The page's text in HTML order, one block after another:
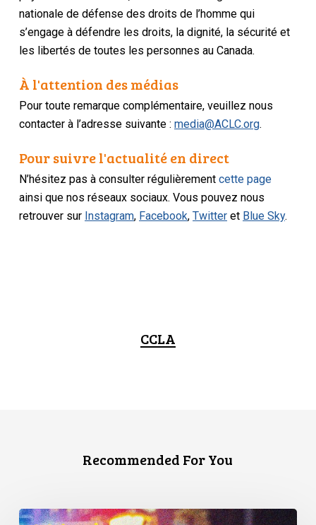
nationale de défense des droits de l’homme qui
s’engage à défendre les droits, la dignité, la sécurité et
les libertés de toutes les personnes au Canada.
À l'attention des médias
Pour toute remarque complémentaire, veuillez nous
contacter à l’adresse suivante :media@ACLC.org.
Pour suivre l'actualité en direct
N’hésitez pas à consulter régulièrementcette page
ainsi que nos réseaux sociaux. Vous pouvez nous
retrouver sur Instagram, Facebook,Twitter et Blue Sky.
CCLA
Recommended For You
Appels